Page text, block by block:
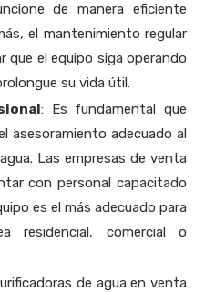
de manera eficiente
el mantenimiento regular
que el equipo siga operando
su vida útil.
: Es fundamental que
asesoramiento adecuado al
Las empresas de venta
con personal capacitado
es el más adecuado para
residencial, comercial o
de agua en venta